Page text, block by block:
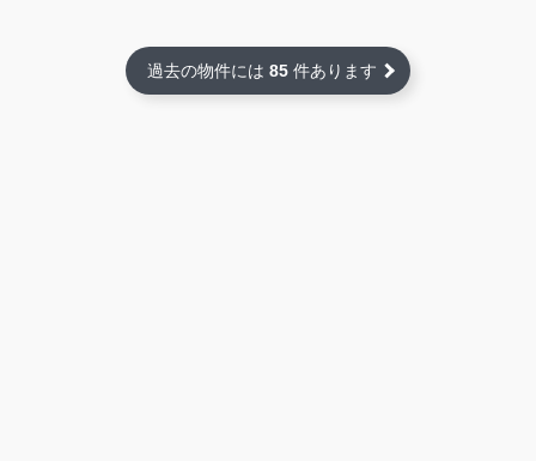
過去の物件には 85 件あります